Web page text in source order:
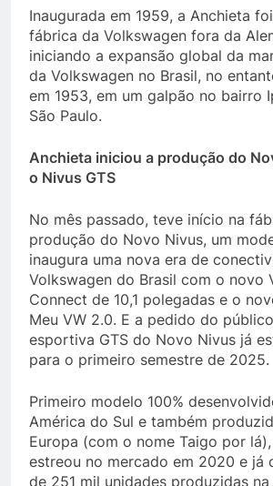
Inaugurada em 1959, a Anchieta
fábrica da Volkswagen fora da
iniciando a expansão global da
da Volkswagen no Brasil, no
em 1953, em um galpão no bairro
São Paulo.
Anchieta iniciou a produção do
o Nivus GTS
No mês passado, teve início na
produção do Novo Nivus, um
inaugura uma nova era de
Volkswagen do Brasil com o novo
Connect de 10,1 polegadas e o
Meu VW 2.0. E a pedido do
esportiva GTS do Novo Nivus já
para o primeiro semestre de 2025.
Primeiro modelo 100%
América do Sul e também
Europa (com o nome Taigo por
estreou no mercado em 2020 e já
de 251 mil unidades produzidas na